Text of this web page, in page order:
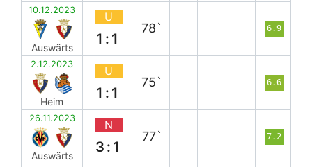
10.12.2023
Auswärts
U
1:1
78` 6.9
2.12.2023
Heim
U
1:1
75` 6.6
26.11.2023
Auswärts
N
3:1
77` 7.2